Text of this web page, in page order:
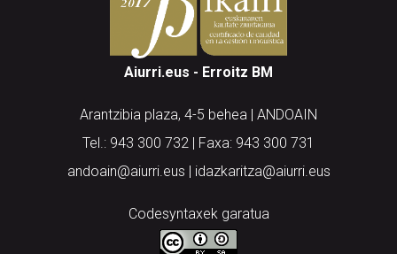
Aiurri.eus - Erroitz BM
Arantzibia plaza, 4-5 behea | ANDOAIN
Tel.: 943 300 732 | Faxa: 943 300 731
andoain@aiurri.eus | idazkaritza@aiurri.eus
Codesyntaxek garatua